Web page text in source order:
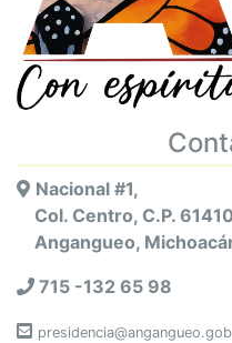
Nacional #1,
Col. Centro, C.P.
Angangueo,
715 -132 65 98